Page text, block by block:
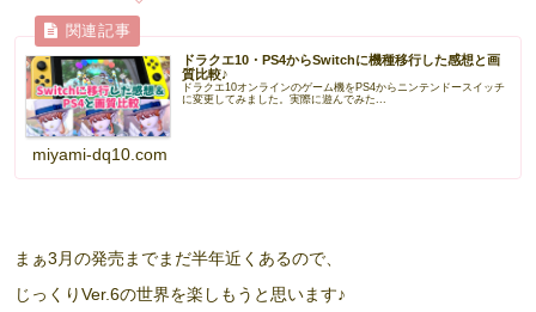
ドラクエ10・PS4からSwitchに機種移行した感想と画
質比較♪
ドラクエ10オンラインのゲーム機をPS4からニンテンドースイッチ
に変更してみました。実際に遊んでみた...
miyami-dq10.com
まぁ3月の発売までまだ半年近くあるので、
じっくりVer.6の世界を楽しもうと思います♪